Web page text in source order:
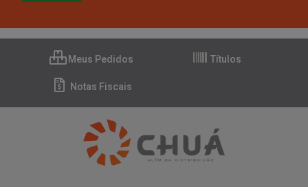
Meus Pedidos Títulos
Notas Fiscais